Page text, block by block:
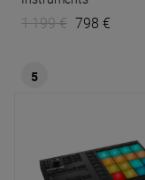
1 199 € 798 €
5